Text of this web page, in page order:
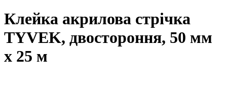
Клейка акрилова стрічка
TYVEK, двостороння, 50 мм
x 25 м